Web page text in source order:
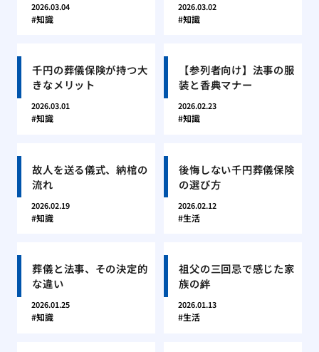
2026.03.04
知識
2026.03.02
知識
千円の葬儀保険が持つ大
きなメリット
2026.03.01
知識
【参列者向け】法事の服
装と香典マナー
2026.02.23
知識
故人を送る儀式、納棺の
流れ
2026.02.19
知識
後悔しない千円葬儀保険
の選び方
2026.02.12
生活
葬儀と法事、その決定的
な違い
2026.01.25
知識
祖父の三回忌で感じた家
族の絆
2026.01.13
生活